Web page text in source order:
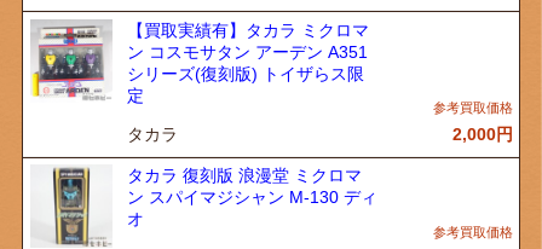
【買取実績有】タカラ ミクロマ
ン コスモサタン アーデン A351
シリーズ(復刻版) トイザらス限
定
タカラ 2,000円
タカラ 復刻版 浪漫堂 ミクロマ
ン スパイマジシャン M-130 ディ
オ